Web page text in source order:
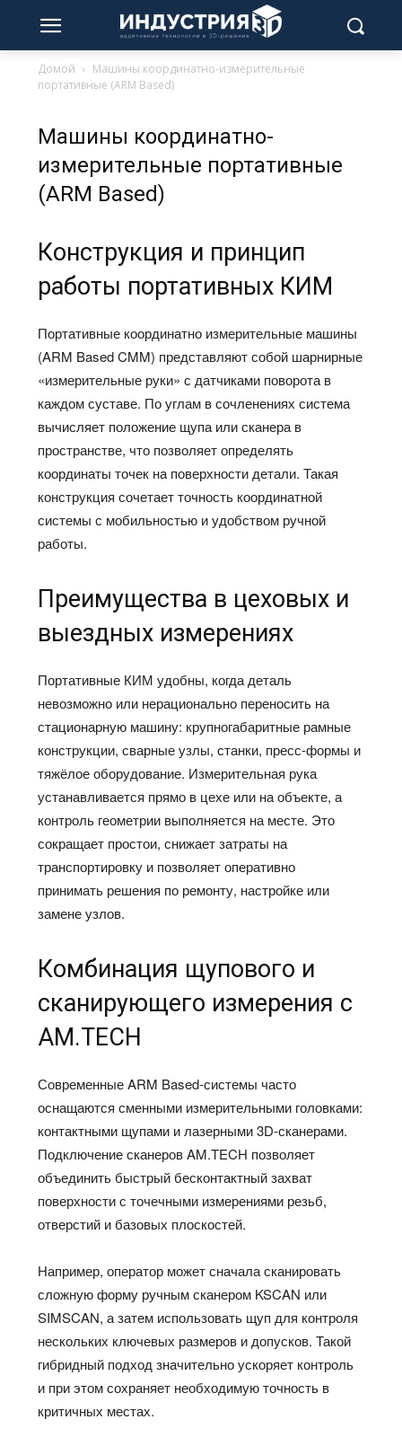
Домой
Машины координатно-измерительные
портативные (ARM Based)
Машины координатно-
измерительные портативные
(ARM Based)
Конструкция и принцип
работы портативных КИМ
Портативные координатно измерительные машины
(ARM Based CMM) представляют собой шарнирные
«измерительные руки» с датчиками поворота в
каждом суставе. По углам в сочленениях система
вычисляет положение щупа или сканера в
пространстве, что позволяет определять
координаты точек на поверхности детали. Такая
конструкция сочетает точность координатной
системы с мобильностью и удобством ручной
работы.​
Преимущества в цеховых и
выездных измерениях
Портативные КИМ удобны, когда деталь
невозможно или нерационально переносить на
стационарную машину: крупногабаритные рамные
конструкции, сварные узлы, станки, пресс‑формы и
тяжёлое оборудование. Измерительная рука
устанавливается прямо в цехе или на объекте, а
контроль геометрии выполняется на месте. Это
сокращает простои, снижает затраты на
транспортировку и позволяет оперативно
принимать решения по ремонту, настройке или
замене узлов.
Комбинация щупового и
сканирующего измерения с
AM.TECH
Современные ARM Based‑системы часто
оснащаются сменными измерительными головками:
контактными щупами и лазерными 3D‑сканерами.
Подключение сканеров AM.TECH позволяет
объединить быстрый бесконтактный захват
поверхности с точечными измерениями резьб,
отверстий и базовых плоскостей.
Например, оператор может сначала сканировать
сложную форму ручным сканером KSCAN или
SIMSCAN, а затем использовать щуп для контроля
нескольких ключевых размеров и допусков. Такой
гибридный подход значительно ускоряет контроль
и при этом сохраняет необходимую точность в
критичных местах.